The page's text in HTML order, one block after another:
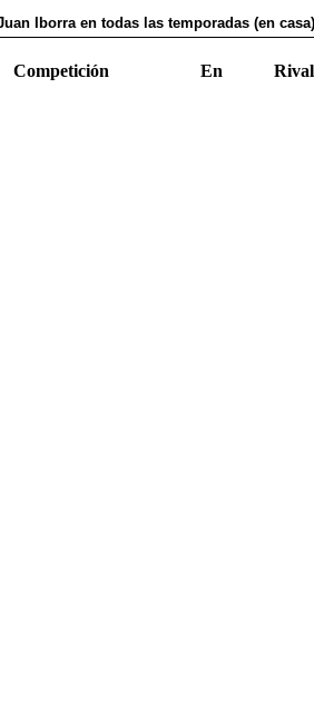
Iborra en todas las temporadas (en casa)
Competición En Rival